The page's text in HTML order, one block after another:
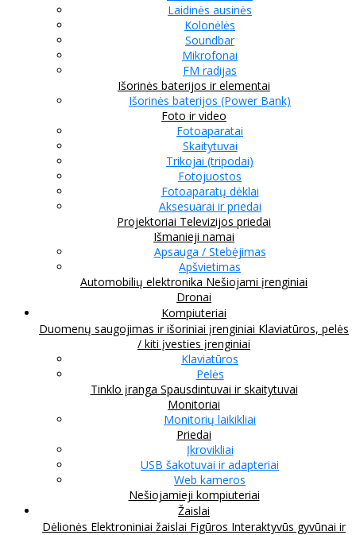
Laidinės ausinės
Kolonėlės
Soundbar
Mikrofonai
FM radijas
Išorinės baterijos ir elementai
Išorinės baterijos (Power Bank)
Foto ir video
Fotoaparatai
Skaitytuvai
Trikojai (tripodai)
Fotojuostos
Fotoaparatų dėklai
Aksesuarai ir priedai
Projektoriai Televizijos priedai
Išmanieji namai
Apsauga / Stebėjimas
Apšvietimas
Automobilių elektronika Nešiojami įrenginiai
Dronai
Kompiuteriai
Duomenų saugojimas ir išoriniai įrenginiai Klaviatūros, pelės
/ kiti įvesties įrenginiai
Klaviatūros
Pelės
Tinklo įranga Spausdintuvai ir skaitytuvai
Monitoriai
Monitorių laikikliai
Priedai
Įkrovikliai
USB šakotuvai ir adapteriai
Web kameros
Nešiojamieji kompiuteriai
Žaislai
Dėlionės Elektroniniai žaislai Figūros Interaktyvūs gyvūnai ir